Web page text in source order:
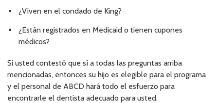
¿Viven en el condado de King?
¿Están registrados en Medicaid o tienen cupones
médicos?
Si usted contestó que sí a todas las preguntas arriba
mencionadas, entonces su hijo es elegible para el programa
y el personal de ABCD hará todo el esfuerzo para
encontrarle el dentista adecuado para usted.